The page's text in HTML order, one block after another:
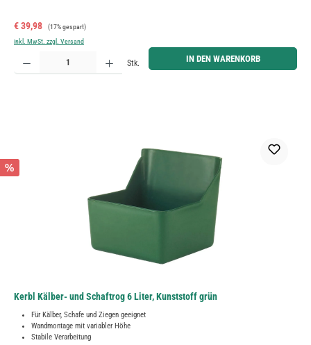
Verkaufspreis:
€ 39,98 Regulärer Preis:
(17% gespart)
inkl. MwSt. zzgl. Versand
Produkt Anzahl: Gib den gewünschten Wert ein oder benutze die Schaltflächen um die Anzahl zu
Stk. IN DEN WARENKORB
%
Kerbl Kälber- und Schaftrog 6 Liter, Kunststoff grün
Für Kälber, Schafe und Ziegen geeignet
Wandmontage mit variabler Höhe
Stabile Verarbeitung